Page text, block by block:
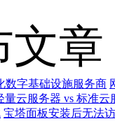
文章
数字基础设施服务商
量云服务器 vs 标准
宝塔面板安装后无法